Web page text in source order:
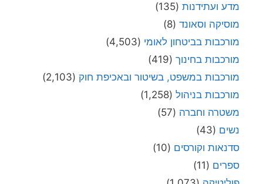
מדע ועתידנות (135)
מוסיקה וסאונד (8)
מורכבות בביטחון לאומי (4,503)
מורכבות בחינוך (419)
מורכבות במשפט, בשיטור ובאכיפת חוק (2,103)
מורכבות בניהול (1,258)
משטרה וחברה (57)
נשים (43)
סדנאות וקורסים (10)
ספרים (11)